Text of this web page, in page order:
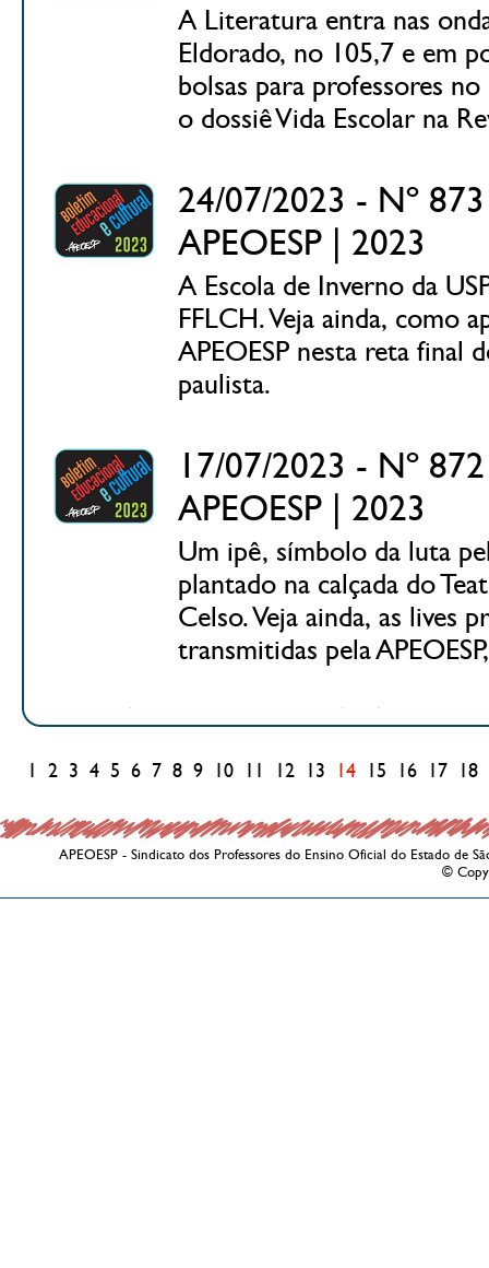
A Literatura entra nas
Eldorado, no 105,7 e em
bolsas para professores
o dossiê Vida Escolar na
24/07/2023 - Nº
APEOESP | 2023
A Escola de Inverno da
FFLCH. Veja ainda, como
APEOESP nesta reta final
paulista.
17/07/2023 - Nº
APEOESP | 2023
Um ipê, símbolo da luta
plantado na calçada do
Celso. Veja ainda, as lives
transmitidas pela
2 3 4 5 6 7 8 9 10 12 13 14 15 16 17 18
APEOESP - Sindicato dos Professores do Ensino Oficial do Estado de
©